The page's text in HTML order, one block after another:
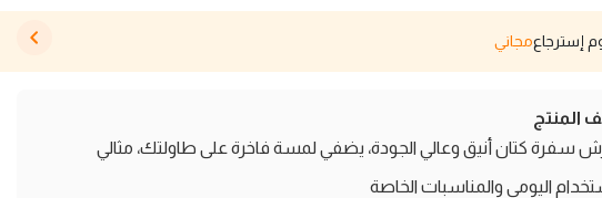
مجاني
المنتج
سفرة كتان أنيق وعالي الجودة، يضفي لمسة فاخرة على طاولتك، مثالي
اليومي والمناسبات الخاصة